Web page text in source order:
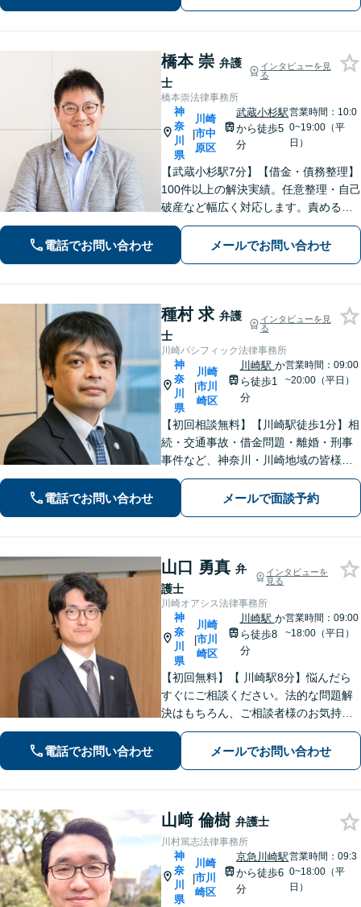
議・調停、不貞慰謝料、財産分与、養
橋本 崇 弁護
士
インタビューを見
る
橋本崇法律事務所
神
奈
川
県
|
川崎
市中
原区
武蔵小杉駅
から徒歩5
分
営業時間：10:0
0~19:00（平
日）
【武蔵小杉駅7分】【借金・債務整理】
100件以上の解決実績。任意整理・自己
破産など幅広く対応します。責めるこ
とは一切しません。些細なことでもお
話ください【労働・雇用】固定残業代
請求について裁判実績あり【完全個
電話でお問い合わせ メールでお問い合わせ
種村 求 弁護
士
インタビューを見
る
川崎パシフィック法律事務所
神
奈
川
県
|
川崎
市川
崎区
川崎駅 か
ら徒歩1
分
営業時間：09:00
~20:00（平日）
【初回相談無料】【川崎駅徒歩1分】相
続・交通事故・借金問題・離婚・刑事
事件など、神奈川・川崎地域の皆様の
法律問題を解決すべく、親身になって
取り組みます。クチコミ・リピーター
の方も多数。お気軽にお問い合わせ下
電話でお問い合わせ メールで面談予約
山口 勇真 弁
護士
インタビューを
見る
川崎オアシス法律事務所
神
奈
川
県
|
川崎
市川
崎区
川崎駅 か
ら徒歩8
分
営業時間：09:00
~18:00（平日）
【初回無料】【 川崎駅8分】悩んだら
すぐにご相談ください。法的な問題解
決はもちろん、ご相談者様のお気持ち
まで徹底サポートします。不安を和ら
げる「レスポンスの速さ」と「二人三
脚」の姿勢で解決まで伴走いたします
電話でお問い合わせ メールでお問い合わせ
山﨑 倫樹 弁護士
川村篤志法律事務所
神
奈
川
県
|
川崎
市川
崎区
京急川崎駅
から徒歩6
分
営業時間：09:3
0~18:00（平
日）